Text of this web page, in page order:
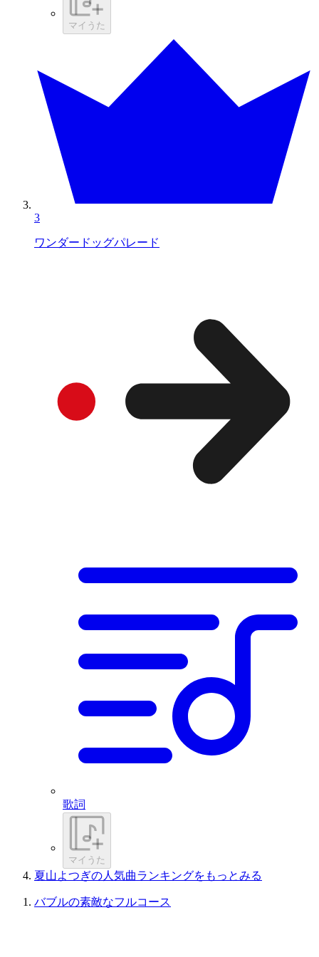
マイうた
3
ワンダードッグパレード
歌詞
マイうた
夏山よつぎの人気曲ランキングをもっとみる
バブルの素敵なフルコース